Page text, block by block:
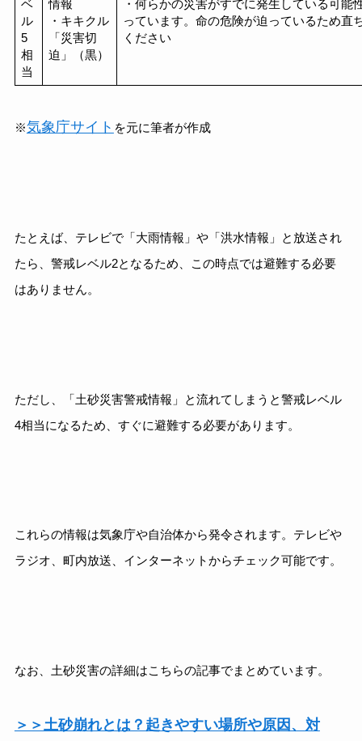
ベ
ル
5
相
当
情報
・キキクル
「災害切
迫」（黒）
・何らかの災害がすでに発生している可能
っています。命の危険が迫っているため直
ください
※気象庁サイト を元に筆者が作成
たとえば、テレビで「大雨情報」や「洪水情報」と放送され
たら、警戒レベル2となるため、この時点では避難する必要
はありません。
ただし、「土砂災害警戒情報」と流れてしまうと警戒レベル
4相当になるため、すぐに避難する必要があります。
これらの情報は気象庁や自治体から発令されます。テレビや
ラジオ、町内放送、インターネットからチェック可能です。
なお、土砂災害の詳細はこちらの記事でまとめています。
＞＞土砂崩れとは？起きやすい場所や原因、対